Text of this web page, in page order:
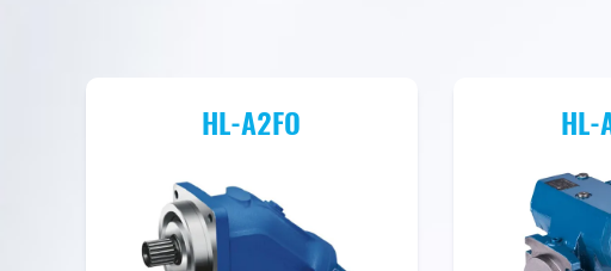
HL-A2FO HL-